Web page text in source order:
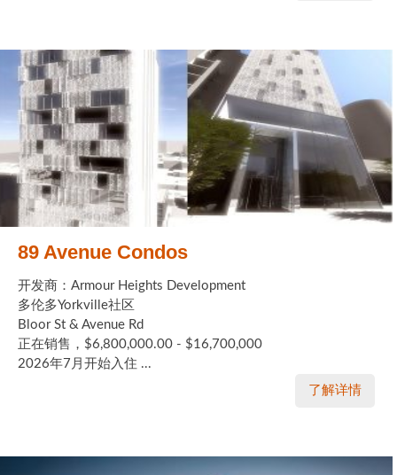
89 Avenue Condos
开发商：Armour Heights Development
多伦多Yorkville社区
Bloor St & Avenue Rd
正在销售，$6,800,000.00 - $16,700,000
2026年7月开始入住 ...
了解详情